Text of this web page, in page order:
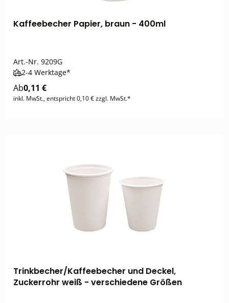
Kaffeebecher Papier, braun - 400ml
Art.-Nr. 9209G
2-4 Werktage*
Ab0,11 €
inkl. MwSt., entspricht 0,10 € zzgl. MwSt.*
Trinkbecher/Kaffeebecher und Deckel,
Zuckerrohr weiß - verschiedene Größen